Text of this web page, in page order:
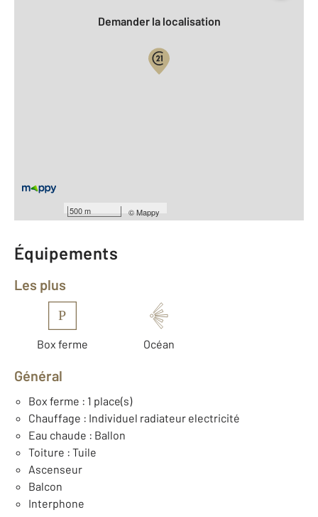
500 m ©Mappy
Demander la localisation
Type de construction : Traditionnelle
Année construction : 1990
Équipements
Les plus
P
Box ferme Océan
Général
Box ferme : 1 place(s)
Chauffage : Individuel radiateur electricité
Eau chaude : Ballon
Toiture : Tuile
Ascenseur
Balcon
Interphone